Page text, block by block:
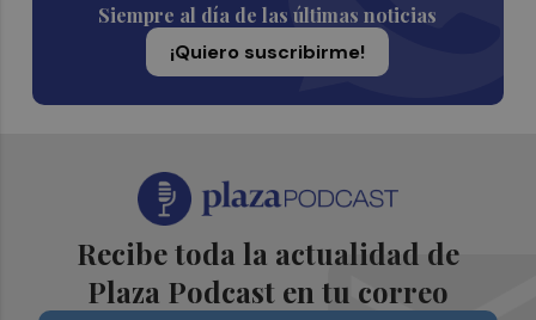
Siempre al día de las últimas noticias
¡Quiero suscribirme!
Recibe toda la actualidad de
Plaza Podcast en tu correo